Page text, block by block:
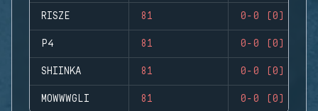
RISZE 81 0-0 (0)
P4 81 0-0 (0)
SHIINKA 81 0-0 (0)
MOWWWGLI 81 0-0 (0)